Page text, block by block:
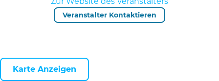
Veranstalter Kontaktieren
Karte Anzeigen